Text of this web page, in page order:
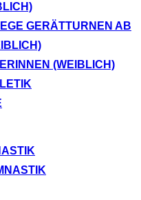
GERÄTTURNEN AB
(WEIBLICH)